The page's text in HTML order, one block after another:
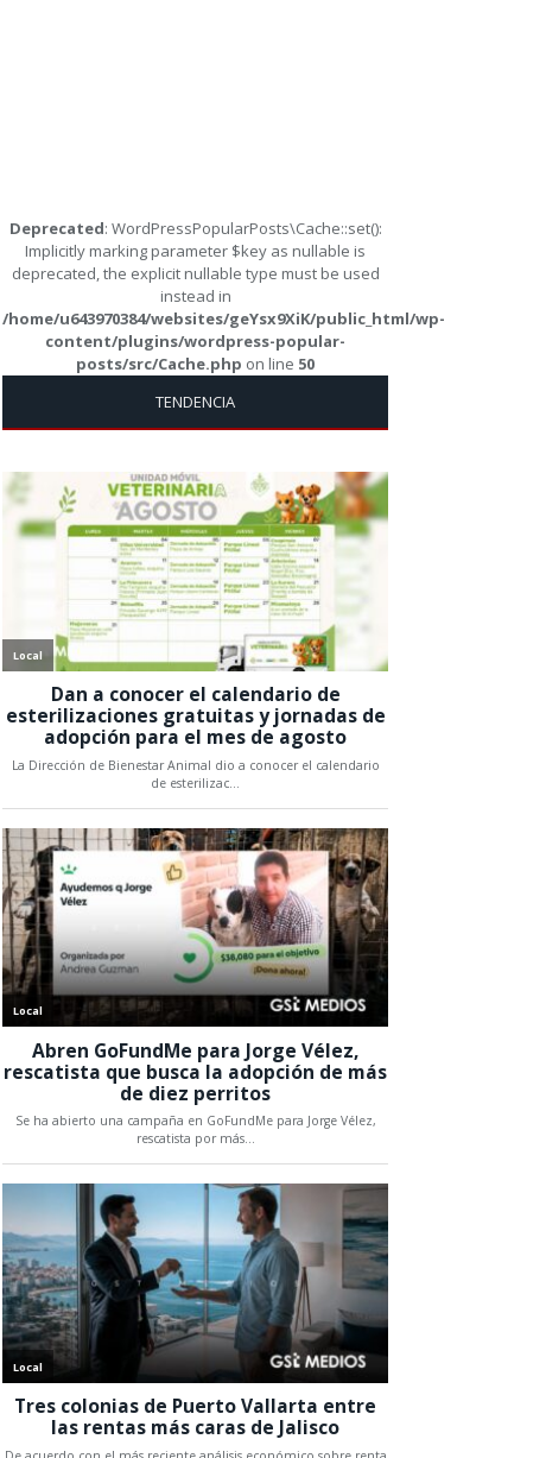
Deprecated: WordPressPopularPosts\Cache::set():
Implicitly marking parameter $key as nullable is
deprecated, the explicit nullable type must be used
instead in
/home/u643970384/websites/geYsx9XiK/public_html/wp-
content/plugins/wordpress-popular-
posts/src/Cache.php on line 50
TENDENCIA